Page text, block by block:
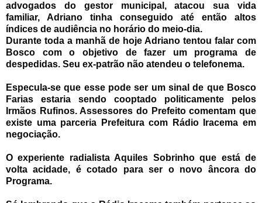
advogados do gestor municipal, atacou sua vida
familiar, Adriano tinha conseguido até então altos
índices de audiência no horário do meio-dia.
Durante toda a manhã de hoje Adriano tentou falar com
Bosco com o objetivo de fazer um programa de
despedidas. Seu ex-patrão não atendeu o telefonema.
Especula-se que esse pode ser um sinal de que Bosco
Farias estaria sendo cooptado politicamente pelos
Irmãos Rufinos. Assessores do Prefeito comentam que
existe uma parceria Prefeitura com Rádio Iracema em
negociação.
O experiente radialista Aquiles Sobrinho que está de
volta acidade, é cotado para ser o novo âncora do
Programa.